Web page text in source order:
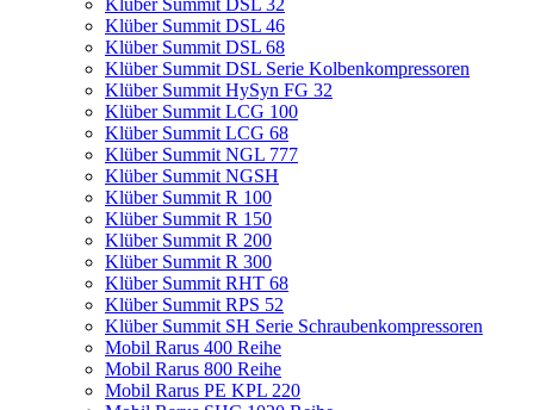
Klüber Summit DSL 32
Klüber Summit DSL 46
Klüber Summit DSL 68
Klüber Summit DSL Serie Kolbenkompressoren
Klüber Summit HySyn FG 32
Klüber Summit LCG 100
Klüber Summit LCG 68
Klüber Summit NGL 777
Klüber Summit NGSH
Klüber Summit R 100
Klüber Summit R 150
Klüber Summit R 200
Klüber Summit R 300
Klüber Summit RHT 68
Klüber Summit RPS 52
Klüber Summit SH Serie Schraubenkompressoren
Mobil Rarus 400 Reihe
Mobil Rarus 800 Reihe
Mobil Rarus PE KPL 220